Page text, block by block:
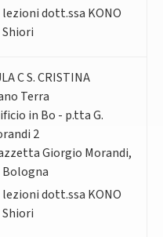
lezioni dott.ssa KONO
Shiori
C S. CRISTINA
Terra
in Bo - p.tta G.
2
Giorgio Morandi,
Bologna
lezioni dott.ssa KONO
Shiori